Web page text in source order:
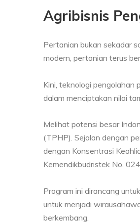
Agribisnis
Pertanian bukan sekadar
modern, pertanian terus
Kini, teknologi pengolahan
dalam menciptakan nilai
Melihat potensi besar
(TPHP). Sejalan dengan
dengan Konsentrasi
Kemendikbudristek No.
Program ini dirancang
untuk menjadi
berkembang.